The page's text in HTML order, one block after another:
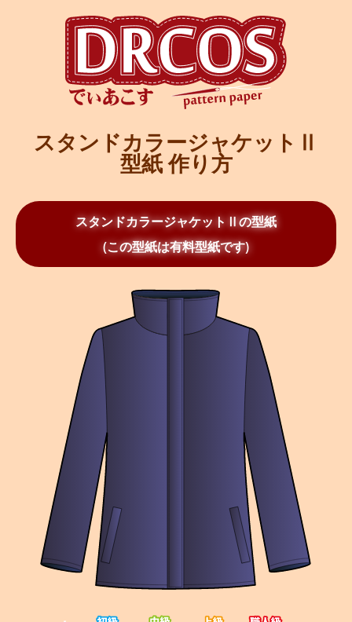
スタンドカラージャケットⅡ
型紙 作り方
スタンドカラージャケットⅡの型紙
(この型紙は有料型紙です)